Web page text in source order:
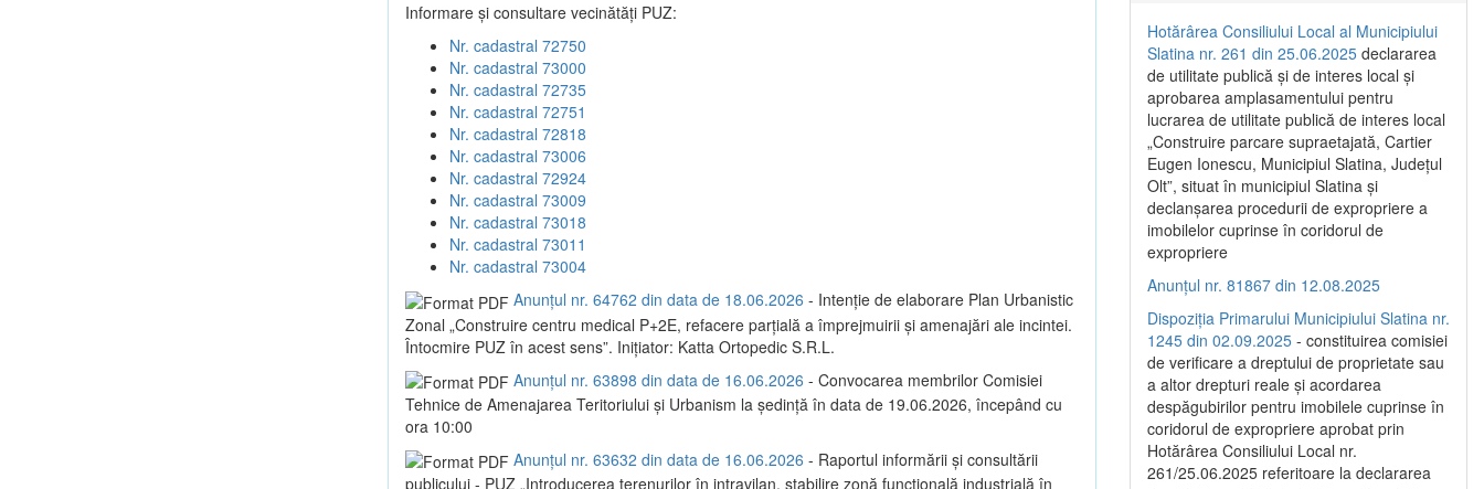
Informare și consultare vecinătăți PUZ:
Nr. cadastral 72750
Nr. cadastral 73000
Nr. cadastral 72735
Nr. cadastral 72751
Nr. cadastral 72818
Nr. cadastral 73006
Nr. cadastral 72924
Nr. cadastral 73009
Nr. cadastral 73018
Nr. cadastral 73011
Nr. cadastral 73004
Anunțul nr. 64762 din data de 18.06.2026 - Intenție de elaborare Plan Urbanistic
Zonal „Construire centru medical P+2E, refacere parțială a împrejmuirii și amenajări ale incintei.
Întocmire PUZ în acest sens”. Inițiator: Katta Ortopedic S.R.L.
Anunțul nr. 63898 din data de 16.06.2026 - Convocarea membrilor Comisiei
Tehnice de Amenajarea Teritoriului și Urbanism la ședință în data de 19.06.2026, începând cu
ora 10:00
Anunțul nr. 63632 din data de 16.06.2026 - Raportul informării și consultării
publicului - PUZ „Introducerea terenurilor în intravilan, stabilire zonă funcțională industrială în
Hotărârea Consiliului Local al Municipiului
Slatina nr. 261 din 25.06.2025 declararea
de utilitate publică și de interes local și
aprobarea amplasamentului pentru
lucrarea de utilitate publică de interes local
„Construire parcare supraetajată, Cartier
Eugen Ionescu, Municipiul Slatina, Județul
Olt”, situat în municipiul Slatina și
declanșarea procedurii de expropriere a
imobilelor cuprinse în coridorul de
expropriere
Anunțul nr. 81867 din 12.08.2025
Dispoziția Primarului Municipiului Slatina nr.
1245 din 02.09.2025 - constituirea comisiei
de verificare a dreptului de proprietate sau
a altor drepturi reale și acordarea
despăgubirilor pentru imobilele cuprinse în
coridorul de expropriere aprobat prin
Hotărârea Consiliului Local nr.
261/25.06.2025 referitoare la declararea